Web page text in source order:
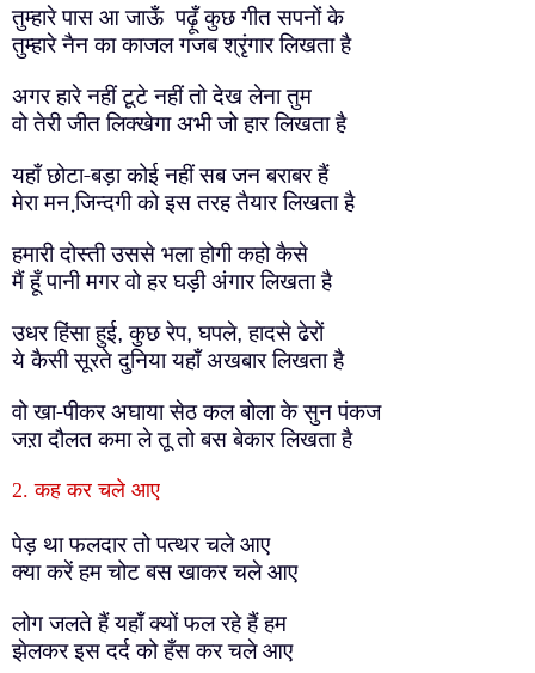
तुम्हारे पास आ जाऊँ पढ़ूँ कुछ गीत सपनों के
तुम्हारे नैन का काजल गजब श्रृंगार लिखता है
अगर हारे नहीं टूटे नहीं तो देख लेना तुम
वो तेरी जीत लिक्खेगा अभी जो हार लिखता है
यहाँ छोटा-बड़ा कोई नहीं सब जन बराबर हैं
मेरा मन जि़न्दगी को इस तरह तैयार लिखता है
हमारी दोस्ती उससे भला होगी कहो कैसे
मैं हूँ पानी मगर वो हर घड़ी अंगार लिखता है
उधर हिंसा हुई,कुछ रेप,घपले,हादसे ढेरों
ये कैसी सूरते दुनिया यहाँ अखबार लिखता है
वो खा-पीकर अघाया सेठ कल बोला के सुन पंकज
जऱा दौलत कमा ले तू तो बस बेकार लिखता है
2. कह कर चले आए
पेड़ था फलदार तो पत्थर चले आए
क्या करें हम चोट बस खाकर चले आए
लोग जलते हैं यहाँ क्यों फल रहे हैं हम
झेलकर इस दर्द को हँस कर चले आए